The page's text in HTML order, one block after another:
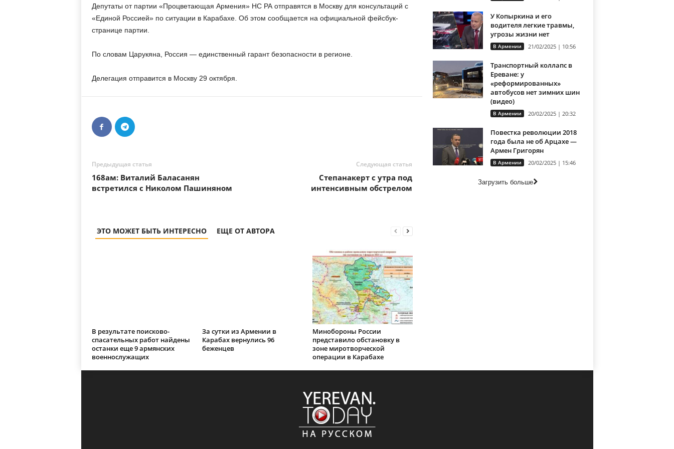
Депутаты от партии «Процветающая Армения» НС РА отправятся в Москву для консультаций с
«Единой Россией» по ситуации в Карабахе. Об этом сообщается на официальной фейсбук-
странице партии.
По словам Царукяна, Россия — единственный гарант безопасности в регионе.
Делегация отправится в Москву 29 октября.
Предыдущая статья
168ам: Виталий Баласанян
встретился с Николом Пашиняном
Следующая статья
Степанакерт с утра под
интенсивным обстрелом
ЭТО МОЖЕТ БЫТЬ ИНТЕРЕСНО ЕЩЕ ОТ АВТОРА
В результате поисково-
спасательных работ найдены
останки еще 9 армянских
военнослужащих
За сутки из Армении в
Карабах вернулись 96
беженцев
Минобороны России
представило обстановку в
зоне миротворческой
операции в Карабахе
У Копыркина и его
водителя легкие травмы,
угрозы жизни нет
В Армении 21/02/2025 | 10:56
Транспортный коллапс в
Ереване: у
«реформированных»
автобусов нет зимних шин
(видео)
В Армении 20/02/2025 | 20:32
Повестка революции 2018
года была не об Арцахе —
Армен Григорян
В Армении 20/02/2025 | 15:46
Загрузить больше